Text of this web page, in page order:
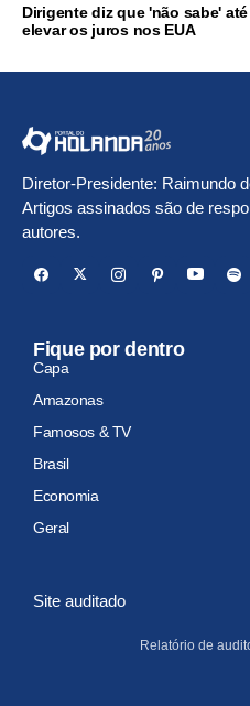
Dirigente diz que 'não sabe'
elevar os juros nos EUA
Diretor-Presidente: Raimundo
Artigos assinados são de
autores.
Fique por dentro
Capa
Amazonas
Famosos & TV
Brasil
Economia
Geral
Site auditado
Relatório de